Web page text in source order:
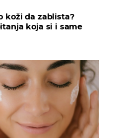
koži da zablista?
koja si i same